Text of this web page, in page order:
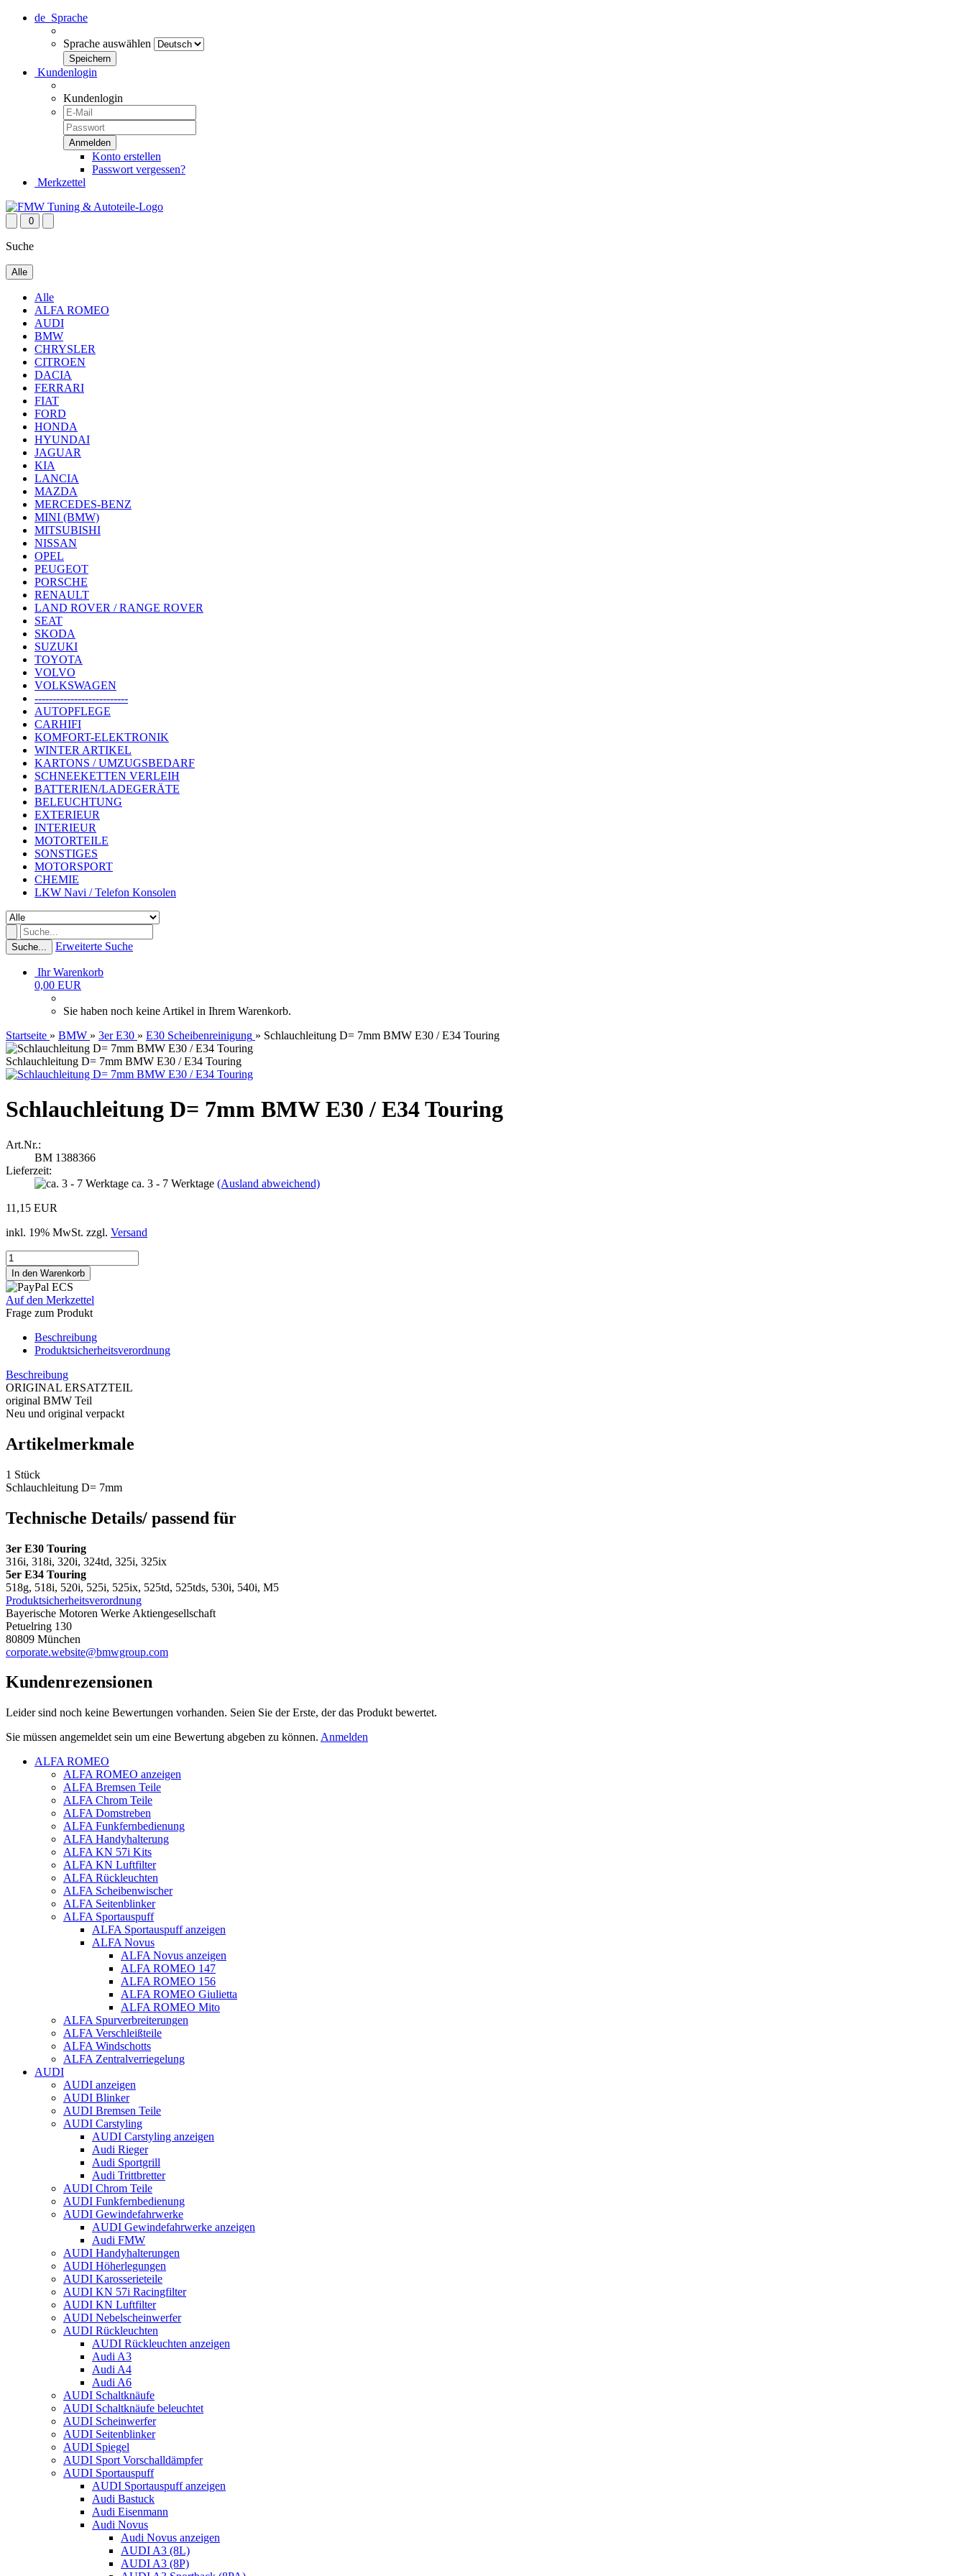
de Sprache
Sprache auswählen
Kundenlogin
Kundenlogin
Konto erstellen
Passwort vergessen?
Merkzettel
0
Suche
Alle
Alle
ALFA ROMEO
AUDI
BMW
CHRYSLER
CITROEN
DACIA
FERRARI
FIAT
FORD
HONDA
HYUNDAI
JAGUAR
KIA
LANCIA
MAZDA
MERCEDES-BENZ
MINI (BMW)
MITSUBISHI
NISSAN
OPEL
PEUGEOT
PORSCHE
RENAULT
LAND ROVER / RANGE ROVER
SEAT
SKODA
SUZUKI
TOYOTA
VOLVO
VOLKSWAGEN
--------------------------
AUTOPFLEGE
CARHIFI
KOMFORT-ELEKTRONIK
WINTER ARTIKEL
KARTONS / UMZUGSBEDARF
SCHNEEKETTEN VERLEIH
BATTERIEN/LADEGERÄTE
BELEUCHTUNG
EXTERIEUR
INTERIEUR
MOTORTEILE
SONSTIGES
MOTORSPORT
CHEMIE
LKW Navi / Telefon Konsolen
Suche... Erweiterte Suche
Ihr Warenkorb
0,00 EUR
Sie haben noch keine Artikel in Ihrem Warenkorb.
Startseite » BMW » 3er E30 » E30 Scheibenreinigung » Schlauchleitung D= 7mm BMW E30 / E34 Touring
Schlauchleitung D= 7mm BMW E30 / E34 Touring
Schlauchleitung D= 7mm BMW E30 / E34 Touring
Art.Nr.:
BM 1388366
Lieferzeit:
ca. 3 - 7 Werktage (Ausland abweichend)
11,15 EUR
inkl. 19% MwSt. zzgl. Versand
Auf den Merkzettel
Frage zum Produkt
Beschreibung
Produktsicherheitsverordnung
Beschreibung
ORIGINAL ERSATZTEIL
original BMW Teil
Neu und original verpackt
Artikelmerkmale
1 Stück
Schlauchleitung D= 7mm
Technische Details/ passend für
3er E30 Touring
316i, 318i, 320i, 324td, 325i, 325ix
5er E34 Touring
518g, 518i, 520i, 525i, 525ix, 525td, 525tds, 530i, 540i, M5
Produktsicherheitsverordnung
Bayerische Motoren Werke Aktiengesellschaft
Petuelring 130
80809 München
corporate.website@bmwgroup.com
Kundenrezensionen
Leider sind noch keine Bewertungen vorhanden. Seien Sie der Erste, der das Produkt bewertet.
Sie müssen angemeldet sein um eine Bewertung abgeben zu können. Anmelden
ALFA ROMEO
ALFA ROMEO anzeigen
ALFA Bremsen Teile
ALFA Chrom Teile
ALFA Domstreben
ALFA Funkfernbedienung
ALFA Handyhalterung
ALFA KN 57i Kits
ALFA KN Luftfilter
ALFA Rückleuchten
ALFA Scheibenwischer
ALFA Seitenblinker
ALFA Sportauspuff
ALFA Sportauspuff anzeigen
ALFA Novus
ALFA Novus anzeigen
ALFA ROMEO 147
ALFA ROMEO 156
ALFA ROMEO Giulietta
ALFA ROMEO Mito
ALFA Spurverbreiterungen
ALFA Verschleißteile
ALFA Windschotts
ALFA Zentralverriegelung
AUDI
AUDI anzeigen
AUDI Blinker
AUDI Bremsen Teile
AUDI Carstyling
AUDI Carstyling anzeigen
Audi Rieger
Audi Sportgrill
Audi Trittbretter
AUDI Chrom Teile
AUDI Funkfernbedienung
AUDI Gewindefahrwerke
AUDI Gewindefahrwerke anzeigen
Audi FMW
AUDI Handyhalterungen
AUDI Höherlegungen
AUDI Karosserieteile
AUDI KN 57i Racingfilter
AUDI KN Luftfilter
AUDI Nebelscheinwerfer
AUDI Rückleuchten
AUDI Rückleuchten anzeigen
Audi A3
Audi A4
Audi A6
AUDI Schaltknäufe
AUDI Schaltknäufe beleuchtet
AUDI Scheinwerfer
AUDI Seitenblinker
AUDI Spiegel
AUDI Sport Vorschalldämpfer
AUDI Sportauspuff
AUDI Sportauspuff anzeigen
Audi Bastuck
Audi Eisenmann
Audi Novus
Audi Novus anzeigen
AUDI A3 (8L)
AUDI A3 (8P)